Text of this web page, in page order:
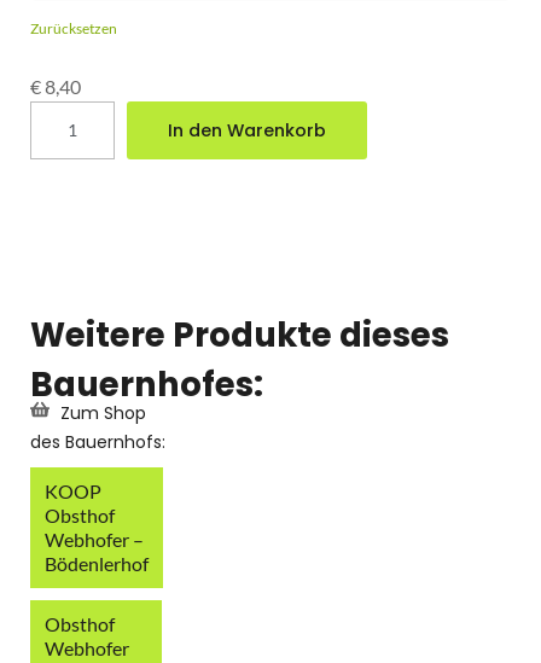
Zurücksetzen
€8,40
In den Warenkorb
Weitere Produkte dieses
Bauernhofes:
Zum Shop
des Bauernhofs:
KOOP
Obsthof
Webhofer –
Bödenlerhof
Obsthof
Webhofer